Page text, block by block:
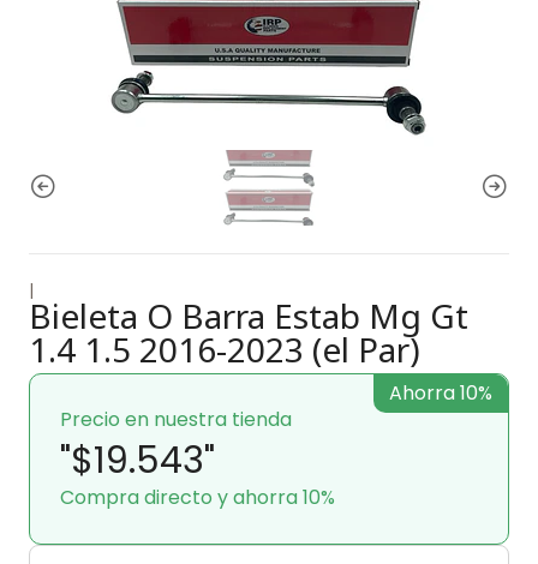
|
Bieleta O Barra Estab Mg Gt
1.4 1.5 2016-2023 (el Par)
Precio en nuestra tienda
"$19.543"
Compra directo y ahorra 10%
Ahorra 10%